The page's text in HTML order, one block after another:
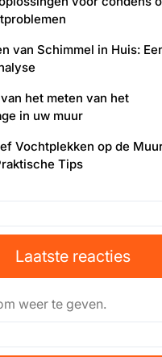
van Schimmel in Huis:
het meten van het
in uw muur
Vochtplekken op de
Tips
Laatste reacties
weer te geven.